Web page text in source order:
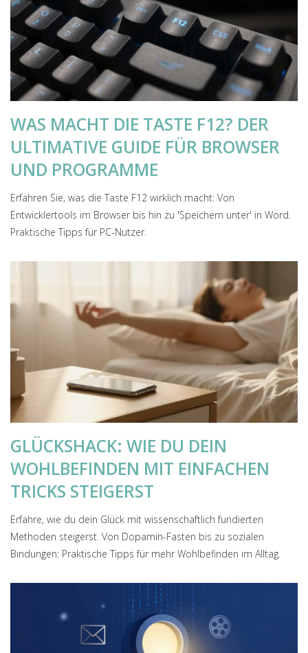
WAS MACHT DIE TASTE F12? DER
ULTIMATIVE GUIDE FÜR BROWSER
UND PROGRAMME
Erfahren Sie, was die Taste F12 wirklich macht: Von
Entwicklertools im Browser bis hin zu 'Speichern unter' in Word.
Praktische Tipps für PC-Nutzer.
GLÜCKSHACK: WIE DU DEIN
WOHLBEFINDEN MIT EINFACHEN
TRICKS STEIGERST
Erfahre, wie du dein Glück mit wissenschaftlich fundierten
Methoden steigerst. Von Dopamin-Fasten bis zu sozialen
Bindungen: Praktische Tipps für mehr Wohlbefinden im Alltag.